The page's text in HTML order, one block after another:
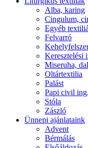
Alba, karing
Cingulum,
Egyéb
Felvarró
Keresztelési
Miseruha,
Oltártextilia
Palást
Papi civil
Stóla
Zászló
Ünnepi ajánlataink
Advent
Bérmálás